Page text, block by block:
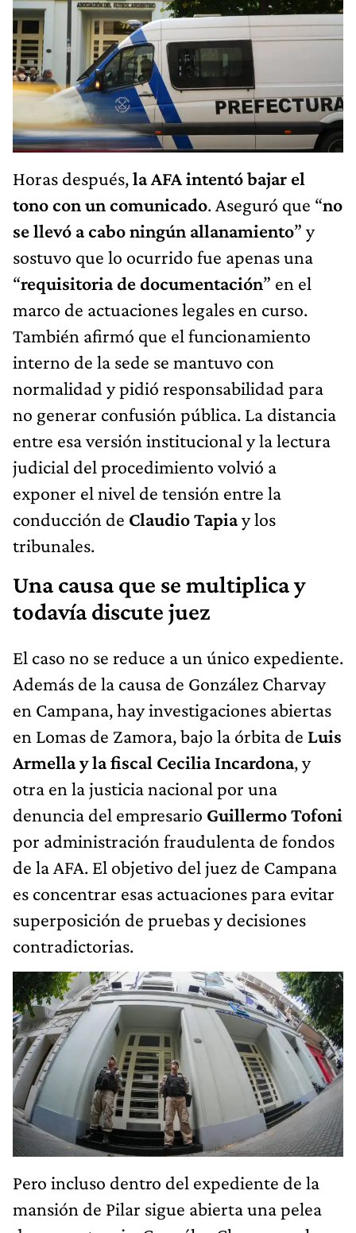
Horas después,la AFA intentó bajar el
tono con un comunicado. Aseguró que “no
se llevó a cabo ningún allanamiento” y
sostuvo que lo ocurrido fue apenas una
“requisitoria de documentación” en el
marco de actuaciones legales en curso.
También afirmó que el funcionamiento
interno de la sede se mantuvo con
normalidad y pidió responsabilidad para
no generar confusión pública. La distancia
entre esa versión institucional y la lectura
judicial del procedimiento volvió a
exponer el nivel de tensión entre la
conducción de Claudio Tapiay los
tribunales.
Una causa que se multiplica y
todavía discute juez
El caso no se reduce a un único expediente.
Además de la causa de González Charvay
en Campana, hay investigaciones abiertas
en Lomas de Zamora, bajo la órbita de Luis
Armella y la fiscal Cecilia Incardona, y
otra en la justicia nacional por una
denuncia del empresario Guillermo Tofoni
por administración fraudulenta de fondos
de la AFA. El objetivo del juez de Campana
es concentrar esas actuaciones para evitar
superposición de pruebas y decisiones
contradictorias.
Pero incluso dentro del expediente de la
mansión de Pilar sigue abierta una pelea